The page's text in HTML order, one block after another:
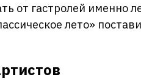
от гастролей именно
лето»